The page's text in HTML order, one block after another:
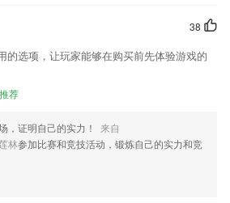
行优化整理归类，学员复习备考更高效。
接录入管理系统，家长通过APP学习每本绘本
音频记录。
梳理一类题解法，教你举一反三，简单；
了什么?
38
的选项，让玩家能够在购买前先体验游戏的
推荐
，证明自己的实力！
来自
林参加比赛和竞技活动，锻炼自己的实力和竞